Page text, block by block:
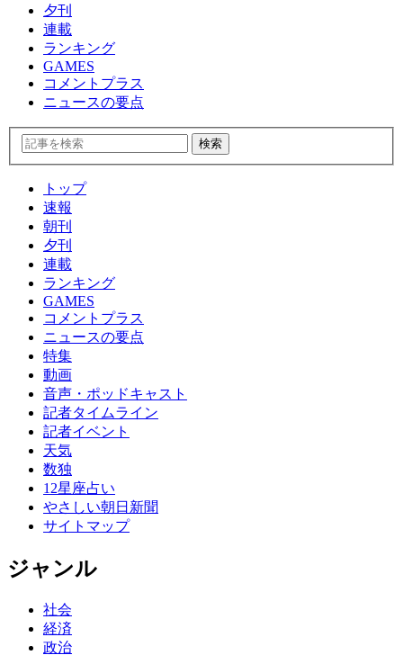
夕刊
連載
ランキング
GAMES
コメントプラス
ニュースの要点
トップ
速報
朝刊
夕刊
連載
ランキング
GAMES
コメントプラス
ニュースの要点
特集
動画
音声・ポッドキャスト
記者タイムライン
記者イベント
天気
数独
12星座占い
やさしい朝日新聞
サイトマップ
ジャンル
社会
経済
政治